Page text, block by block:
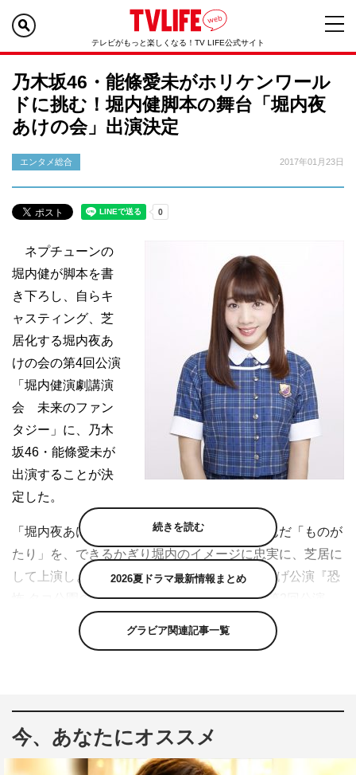
テレビがもっと楽しくなる！TV LIFE公式サイト
乃木坂46・能條愛未がホリケンワール
ドに挑む！堀内健脚本の舞台「堀内夜
あけの会」出演決定
エンタメ総合 2017年01月23日
ネプチューンの
堀内健が脚本を書
き下ろし、自らキ
ャスティング、芝
居化する堀内夜あ
けの会の第4回公演
「堀内健演劇講演
会 未来のファン
タジー」に、乃木
坂46・能條愛未が
出演することが決
定した。
「堀内夜あけの会」は、堀内の頭の中に浮かんだ「ものが
たり」を、できるかぎり堀内のイメージに忠実に、芝居に
して上演しようという試み。2014年5月に旗揚げ公演『恐
怖 タコ公園のタコ女』を行い、2015年8月に第2回公演
『オマエは渋谷の夜回りおじさんじゃない!!』、2016年4
～5月に第3回公演『なりたい自分にな～れ！』を下北沢・
藤修子に加え、乃木坂46・能條愛未が「堀内夜あけの会」
に初登場。さらに、さらに昨年夏『ドラゴンクエスト ラ
続きを読む
2026夏ドラマ最新情報まとめ
グラビア関連記事一覧
今、あなたにオススメ